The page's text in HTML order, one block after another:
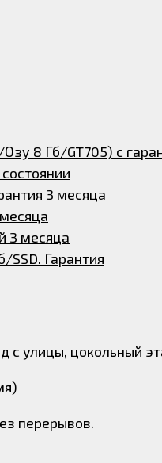
8 Гб/GT705) с
3 месяца
3 месяца
Гарантия
с улицы, цокольный
перерывов.